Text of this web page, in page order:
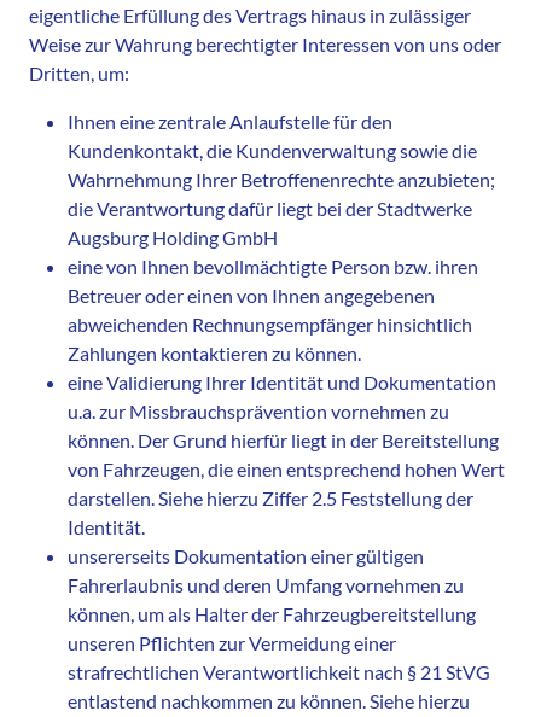
eigentliche Erfüllung des Vertrags hinaus in zulässiger
Weise zur Wahrung berechtigter Interessen von uns oder
Dritten, um:
Ihnen eine zentrale Anlaufstelle für den
Kundenkontakt, die Kundenverwaltung sowie die
Wahrnehmung Ihrer Betroffenenrechte anzubieten;
die Verantwortung dafür liegt bei der Stadtwerke
Augsburg Holding GmbH
eine von Ihnen bevollmächtigte Person bzw. ihren
Betreuer oder einen von Ihnen angegebenen
abweichenden Rechnungsempfänger hinsichtlich
Zahlungen kontaktieren zu können.
eine Validierung Ihrer Identität und Dokumentation
u.a. zur Missbrauchsprävention vornehmen zu
können. Der Grund hierfür liegt in der Bereitstellung
von Fahrzeugen, die einen entsprechend hohen Wert
darstellen. Siehe hierzu Ziffer 2.5 Feststellung der
Identität.
unsererseits Dokumentation einer gültigen
Fahrerlaubnis und deren Umfang vornehmen zu
können, um als Halter der Fahrzeugbereitstellung
unseren Pflichten zur Vermeidung einer
strafrechtlichen Verantwortlichkeit nach § 21 StVG
entlastend nachkommen zu können. Siehe hierzu